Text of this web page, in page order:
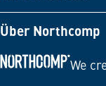
Über Northcomp
We